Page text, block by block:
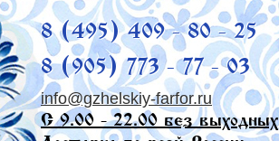
8 (495) 409 - 80 - 25
8 (905) 773 - 77 - 03
info@gzhelskiy-farfor.ru
С 9.00 - 22.00 без выходных